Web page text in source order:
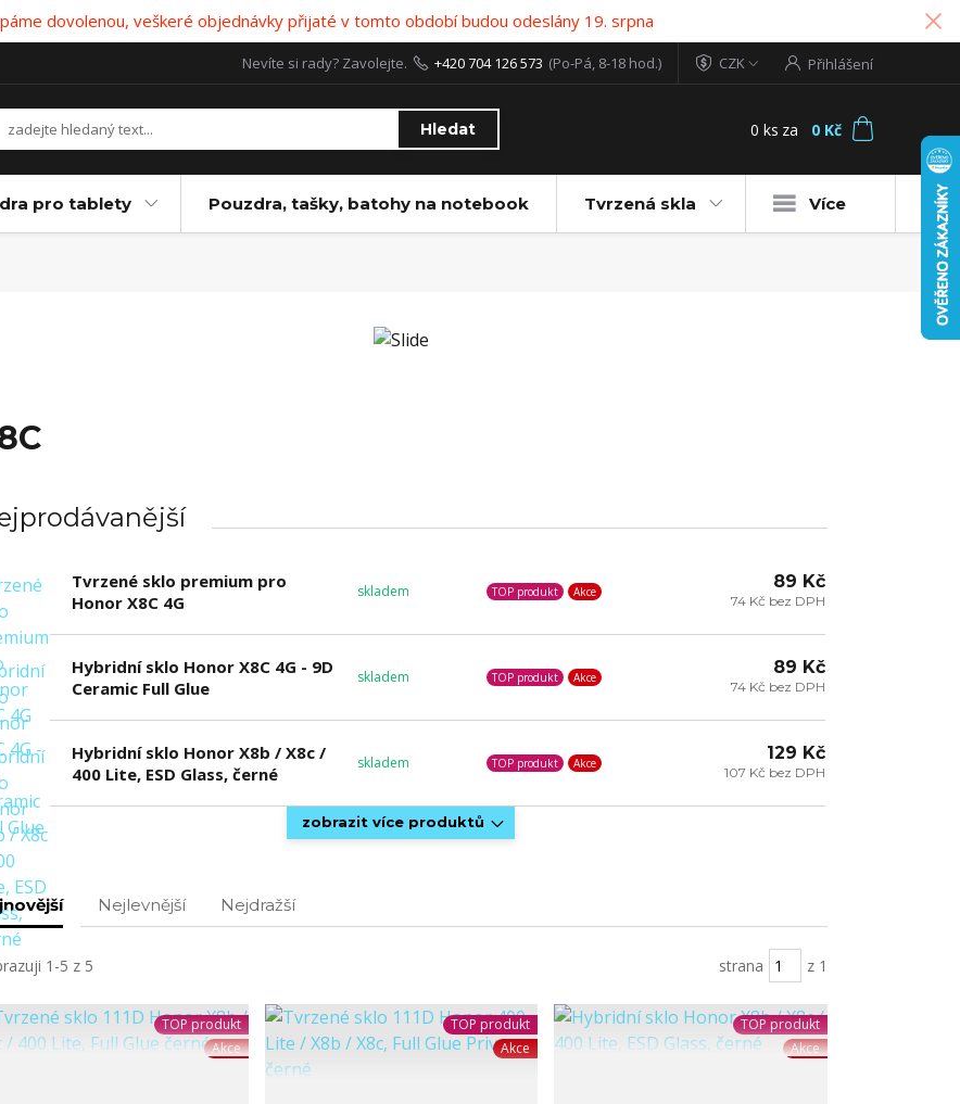
dovolenou, veškeré objednávky přijaté v tomto období budou odeslány 19. srpna
CZK Přihlášení
Hledat
Nevíte si rady? Zavolejte. +420 704 126 573 (Po-Pá, 8-18 hod.)
0 ks za 0 Kč
pro tablety Pouzdra, tašky, batohy na notebook Tvrzená skla Více
Tvrzené sklo premium pro
Honor X8C 4G
skladem TOP produkt Akce 89 Kč
74 Kč bez DPH
Hybridní sklo Honor X8C 4G - 9D
Ceramic Full Glue
skladem TOP produkt Akce 89 Kč
74 Kč bez DPH
Hybridní sklo Honor X8b / X8c /
400 Lite, ESD Glass, černé
skladem TOP produkt Akce 129 Kč
107 Kč bez DPH
zobrazit více produktů
Nejlevnější Nejdražší
1-5 z 5 strana z 1
TOP produkt
Akce
TOP produkt
Akce
TOP produkt
Akce